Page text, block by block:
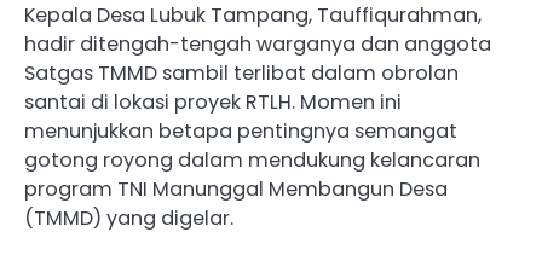
Kepala Desa Lubuk Tampang, Tauffiqurahman,
hadir ditengah-tengah warganya dan anggota
Satgas TMMD sambil terlibat dalam obrolan
santai di lokasi proyek RTLH. Momen ini
menunjukkan betapa pentingnya semangat
gotong royong dalam mendukung kelancaran
program TNI Manunggal Membangun Desa
(TMMD) yang digelar.